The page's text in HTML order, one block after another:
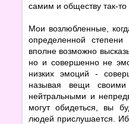
самим и обществу так-то
Мои возлюбленные,
определенной степени
вполне возможно
но и совершенно не
низких эмоций -
называя вещи
нейтральными и
могут обидеться, вы
людей прислушается.